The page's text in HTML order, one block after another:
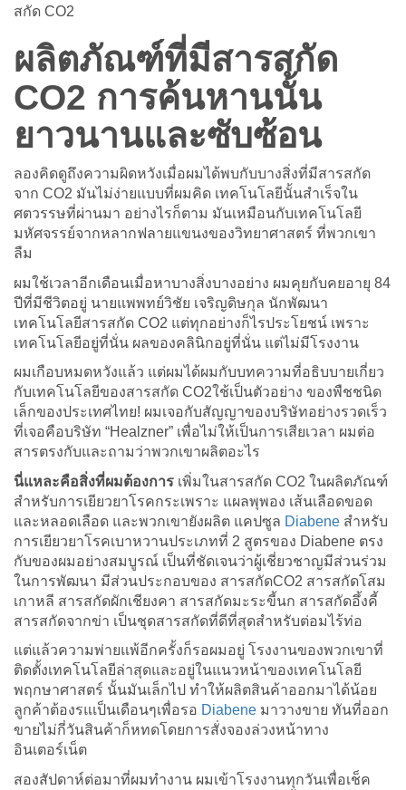
สกัด CO2
ผลิตภัณฑ์ที่มีสารสกัด
CO2 การค้นหานนั้น
ยาวนานและซับซ้อน
ลองคิดดูถึงความผิดหวังเมื่อผมได้พบกับบางสิ่งที่มีสารสกัด
จาก CO2 มันไม่ง่ายแบบที่ผมคิด เทคโนโลยีนั้นสำเร็จใน
ศตวรรษที่ผ่านมา อย่างไรก็ตาม มันเหมือนกับเทคโนโลยี
มหัศจรรย์จากหลากฟลายแขนงของวิทยาศาสตร์ ที่พวกเขา
ลืม
ผมใช้เวลาอีกเดือนเมื่อหาบางสิ่งบางอย่าง ผมคุยกับคยอายุ 84
ปีที่มีชีวิตอยู่ นายแพพทย์วิชัย เจริญดิษกุล นักพัฒนา
เทคโนโลยีสารสกัด CO2 แต่ทุกอย่างก็ไรประโยชน์ เพราะ
เทคโนโลยีอยู่ที่นั่น ผลของคลินิกอยู่ที่นั่น แต่ไม่มีโรงงาน
ผมเกือบหมดหวังแล้ว แต่ผมได้ผมกับบทความที่อธิบบายเกี่ยว
กับเทคโนโลยีของสารสกัด CO2ใช้เป็นตัวอย่าง ของพืชชนิด
เล็กของประเทศไทย! ผมเจอกับสัญญาของบริษัทอย่างรวดเร็ว
ที่เจอคือบริษัท “Healzner” เพื่อไม่ให้เป็นการเสียเวลา ผมต่อ
สารตรงกับและถามว่าพวกเขาผลิตอะไร
นี่แหละคือสิ่งที่ผมต้องการ เพิ่มในสารสกัด CO2 ในผลิตภัณฑ์
สำหรับการเยียวยาโรคกระเพราะ แผลพุพอง เส้นเลือดขอด
และหลอดเลือด และพวกเขายังผลิต แคปซูล Diabene สำหรับ
การเยียวยาโรคเบาหวานประเภทที่ 2 สูตรของ Diabene ตรง
กับของผมอย่างสมบูรณ์ เป็นที่ชัดเจนว่าผู้เชี่ยวชาญมีส่วนร่วม
ในการพัฒนา มีส่วนประกอบของ สารสกัดCO2 สารสกัดโสม
เกาหลี สารสกัดผักเชียงคา สารสกัดมะระขี้นก สารสกัดอึ้งคี้
สารสกัดจากข่า เป็นชุดสารสกัดที่ดีที่สุดสำหรับต่อมไร้ท่อ
แต่แล้วความพ่ายแพ้อีกครั้งก็รอผมอยู่ โรงงานของพวกเขาที่
ติดตั้งเทคโนโลยีล่าสุดและอยู่ในแนวหน้าของเทคโนโลยี
พฤกษาศาสตร์ นั้นมันเล็กไป ทำให้ผลิตสินค้าออกมาได้น้อย
ลูกค้าต้องรแเป็นเดือนๆเพื่อรอ Diabene มาวางขาย ทันที่ออก
ขายไม่กี่วันสินค้าก็หทดโดยการสั่งจองล่วงหน้าทาง
อินเตอร์เน็ต
สองสัปดาห์ต่อมาที่ผมทำงาน ผมเข้าโรงงานทุกวันเพื่อเช็ค